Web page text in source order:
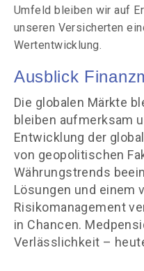
Umfeld bleiben wir auf
unseren Versicherten
Wertentwicklung.
Ausblick
Die globalen Märkte
bleiben aufmerksam
Entwicklung der
von geopolitischen
Währungstrends
Lösungen und einem
Risikomanagement
in Chancen.
Verlässlichkeit –